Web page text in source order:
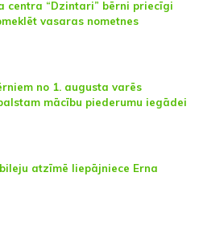
centra “Dzintari” bērni priecīgi
vasaras nometnes
no 1. augusta varēs
mācību piederumu iegādei
atzīmē liepājniece Erna